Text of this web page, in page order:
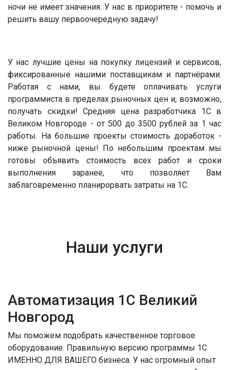
ночи не имеет значения. У нас в приоритете - помочь и
решить вашу первоочередную задачу!
У нас лучшие цены на покупку лицензий и сервисов,
фиксированные нашими поставщикам и партнёрами.
Работая с нами, вы будете оплачивать услуги
программиста в пределах рыночных цен и, возможно,
получать скидки! Средняя цена разработчика 1С в
Великом Новгороде - от 500 до 3500 рублей за 1 час
работы. На большие проекты стоимость доработок -
ниже рыночной цены! По небольшим проектам мы
готовы объявить стоимость всех работ и сроки
выполнения заранее, что позволяет Вам
заблаговременно планирорвать затраты на 1С.
Наши услуги
Автоматизация 1С Великий
Новгород
Мы поможем подобрать качественное торговое
оборудование. Правильную версию программы 1С
ИМЕННО ДЛЯ ВАШЕГО бизнеса. У нас огромный опыт